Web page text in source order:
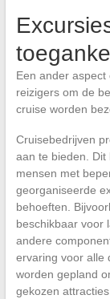
Een ander
reizigers om de
cruise worden
Cruisebedrijven
aan te bieden.
mensen met
georganiseerde
behoeften.
beschikbaar voor
andere
ervaring voor alle
worden gepland
gekozen